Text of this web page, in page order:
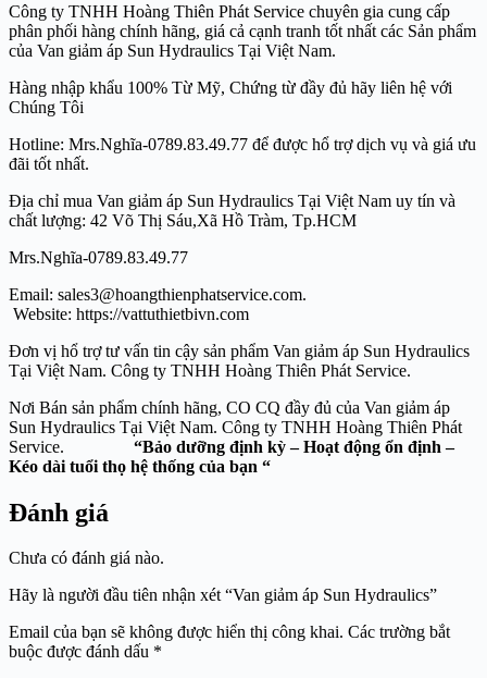
Công ty TNHH Hoàng Thiên Phát Service chuyên gia cung cấp
phân phối hàng chính hãng, giá cả cạnh tranh tốt nhất các Sản phẩm
của Van giảm áp Sun Hydraulics Tại Việt Nam.
Hàng nhập khẩu 100% Từ Mỹ, Chứng từ đầy đủ hãy liên hệ với
Chúng Tôi
Hotline: Mrs.Nghĩa-0789.83.49.77 để được hổ trợ dịch vụ và giá ưu
đãi tốt nhất.
Địa chỉ mua Van giảm áp Sun Hydraulics Tại Việt Nam uy tín và
chất lượng: 42 Võ Thị Sáu,Xã Hồ Tràm, Tp.HCM
Mrs.Nghĩa-0789.83.49.77
Email: sales3@hoangthienphatservice.com.
Website: https://vattuthietbivn.com
Đơn vị hổ trợ tư vấn tin cậy sản phẩm Van giảm áp Sun Hydraulics
Tại Việt Nam. Công ty TNHH Hoàng Thiên Phát Service.
Nơi Bán sản phẩm chính hãng, CO CQ đầy đủ của Van giảm áp
Sun Hydraulics Tại Việt Nam. Công ty TNHH Hoàng Thiên Phát
Service.
“Bảo dưỡng định kỳ – Hoạt động ổn định –
Kéo dài tuổi thọ hệ thống của bạn “
Đánh giá
Chưa có đánh giá nào.
Hãy là người đầu tiên nhận xét “Van giảm áp Sun Hydraulics”
Email của bạn sẽ không được hiển thị công khai. Các trường bắt
buộc được đánh dấu *